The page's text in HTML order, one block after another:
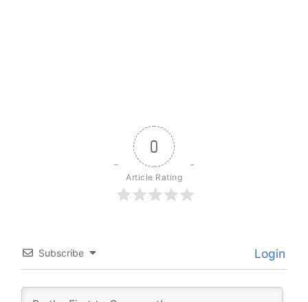
0
Article Rating
Subscribe Login